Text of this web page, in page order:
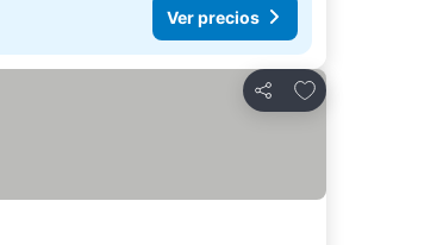
Ver precios
Compartir
Añadir a favoritos